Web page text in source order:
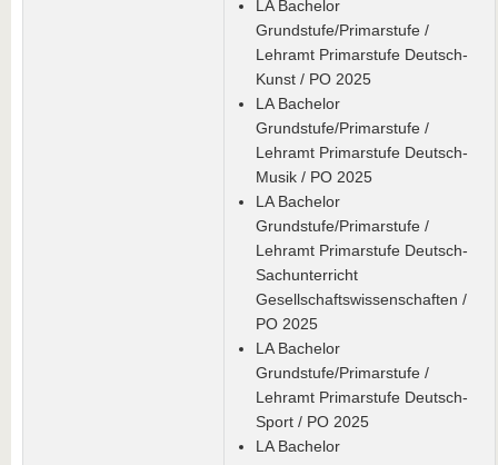
LA Bachelor
Grundstufe/Primarstufe /
Lehramt Primarstufe Deutsch-
Kunst / PO 2025
LA Bachelor
Grundstufe/Primarstufe /
Lehramt Primarstufe Deutsch-
Musik / PO 2025
LA Bachelor
Grundstufe/Primarstufe /
Lehramt Primarstufe Deutsch-
Sachunterricht
Gesellschaftswissenschaften /
PO 2025
LA Bachelor
Grundstufe/Primarstufe /
Lehramt Primarstufe Deutsch-
Sport / PO 2025
LA Bachelor